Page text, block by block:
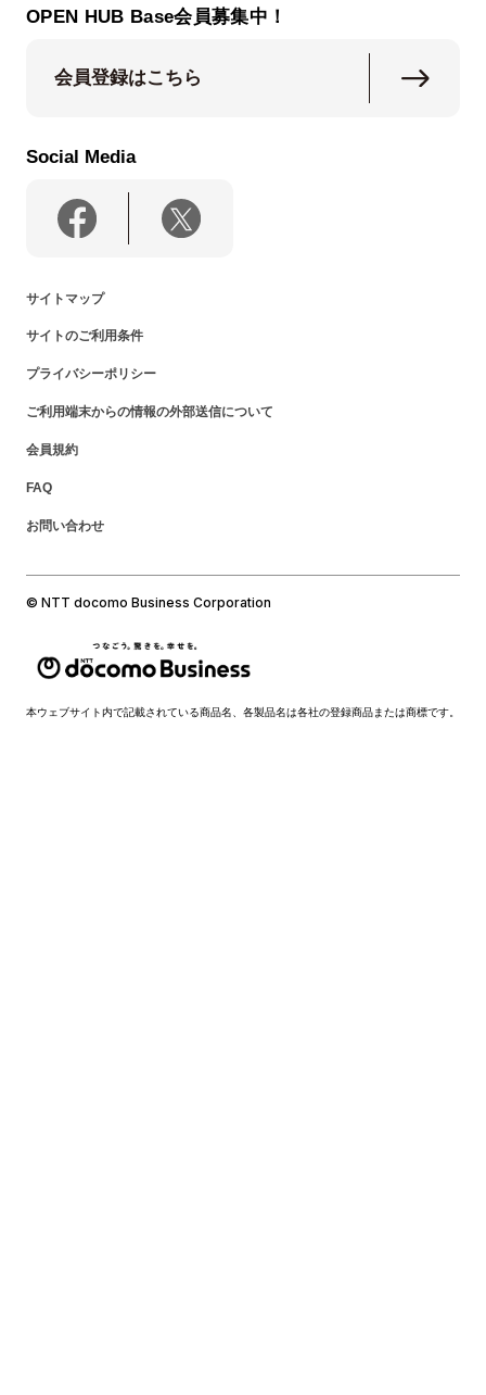
OPEN HUB Base会員募集中！
会員登録はこちら
Social Media
サイトマップ
サイトのご利用条件
プライバシーポリシー
ご利用端末からの情報の外部送信について
会員規約
FAQ
お問い合わせ
© NTT docomo Business Corporation
本ウェブサイト内で記載されている商品名、各製品名は各社の登録商品または商標です。